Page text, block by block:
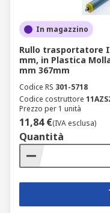
In magazzino
Rullo trasportatore
mm, in Plastica
mm 367mm
Codice RS 301-5718
Codice costruttore
Prezzo per 1 unità
11,84 €(IVA esclusa)
Quantità